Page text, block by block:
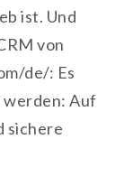
ist. Und
von
de/: Es
werden: Auf
sichere